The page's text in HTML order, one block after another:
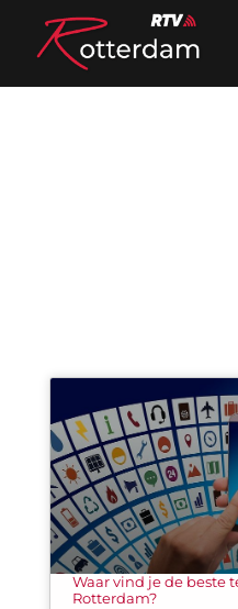
Waar vind je de beste
Rotterdam?